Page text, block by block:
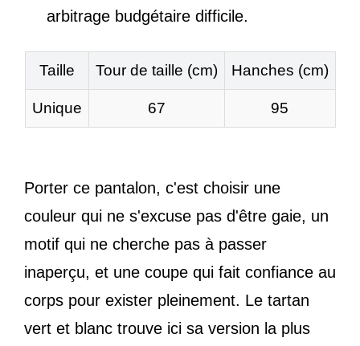
arbitrage budgétaire difficile.
Taille Tour de taille (cm) Hanches (cm)
Unique 67 95
Porter ce pantalon, c'est choisir une
couleur qui ne s'excuse pas d'être gaie, un
motif qui ne cherche pas à passer
inaperçu, et une coupe qui fait confiance au
corps pour exister pleinement. Le tartan
vert et blanc trouve ici sa version la plus